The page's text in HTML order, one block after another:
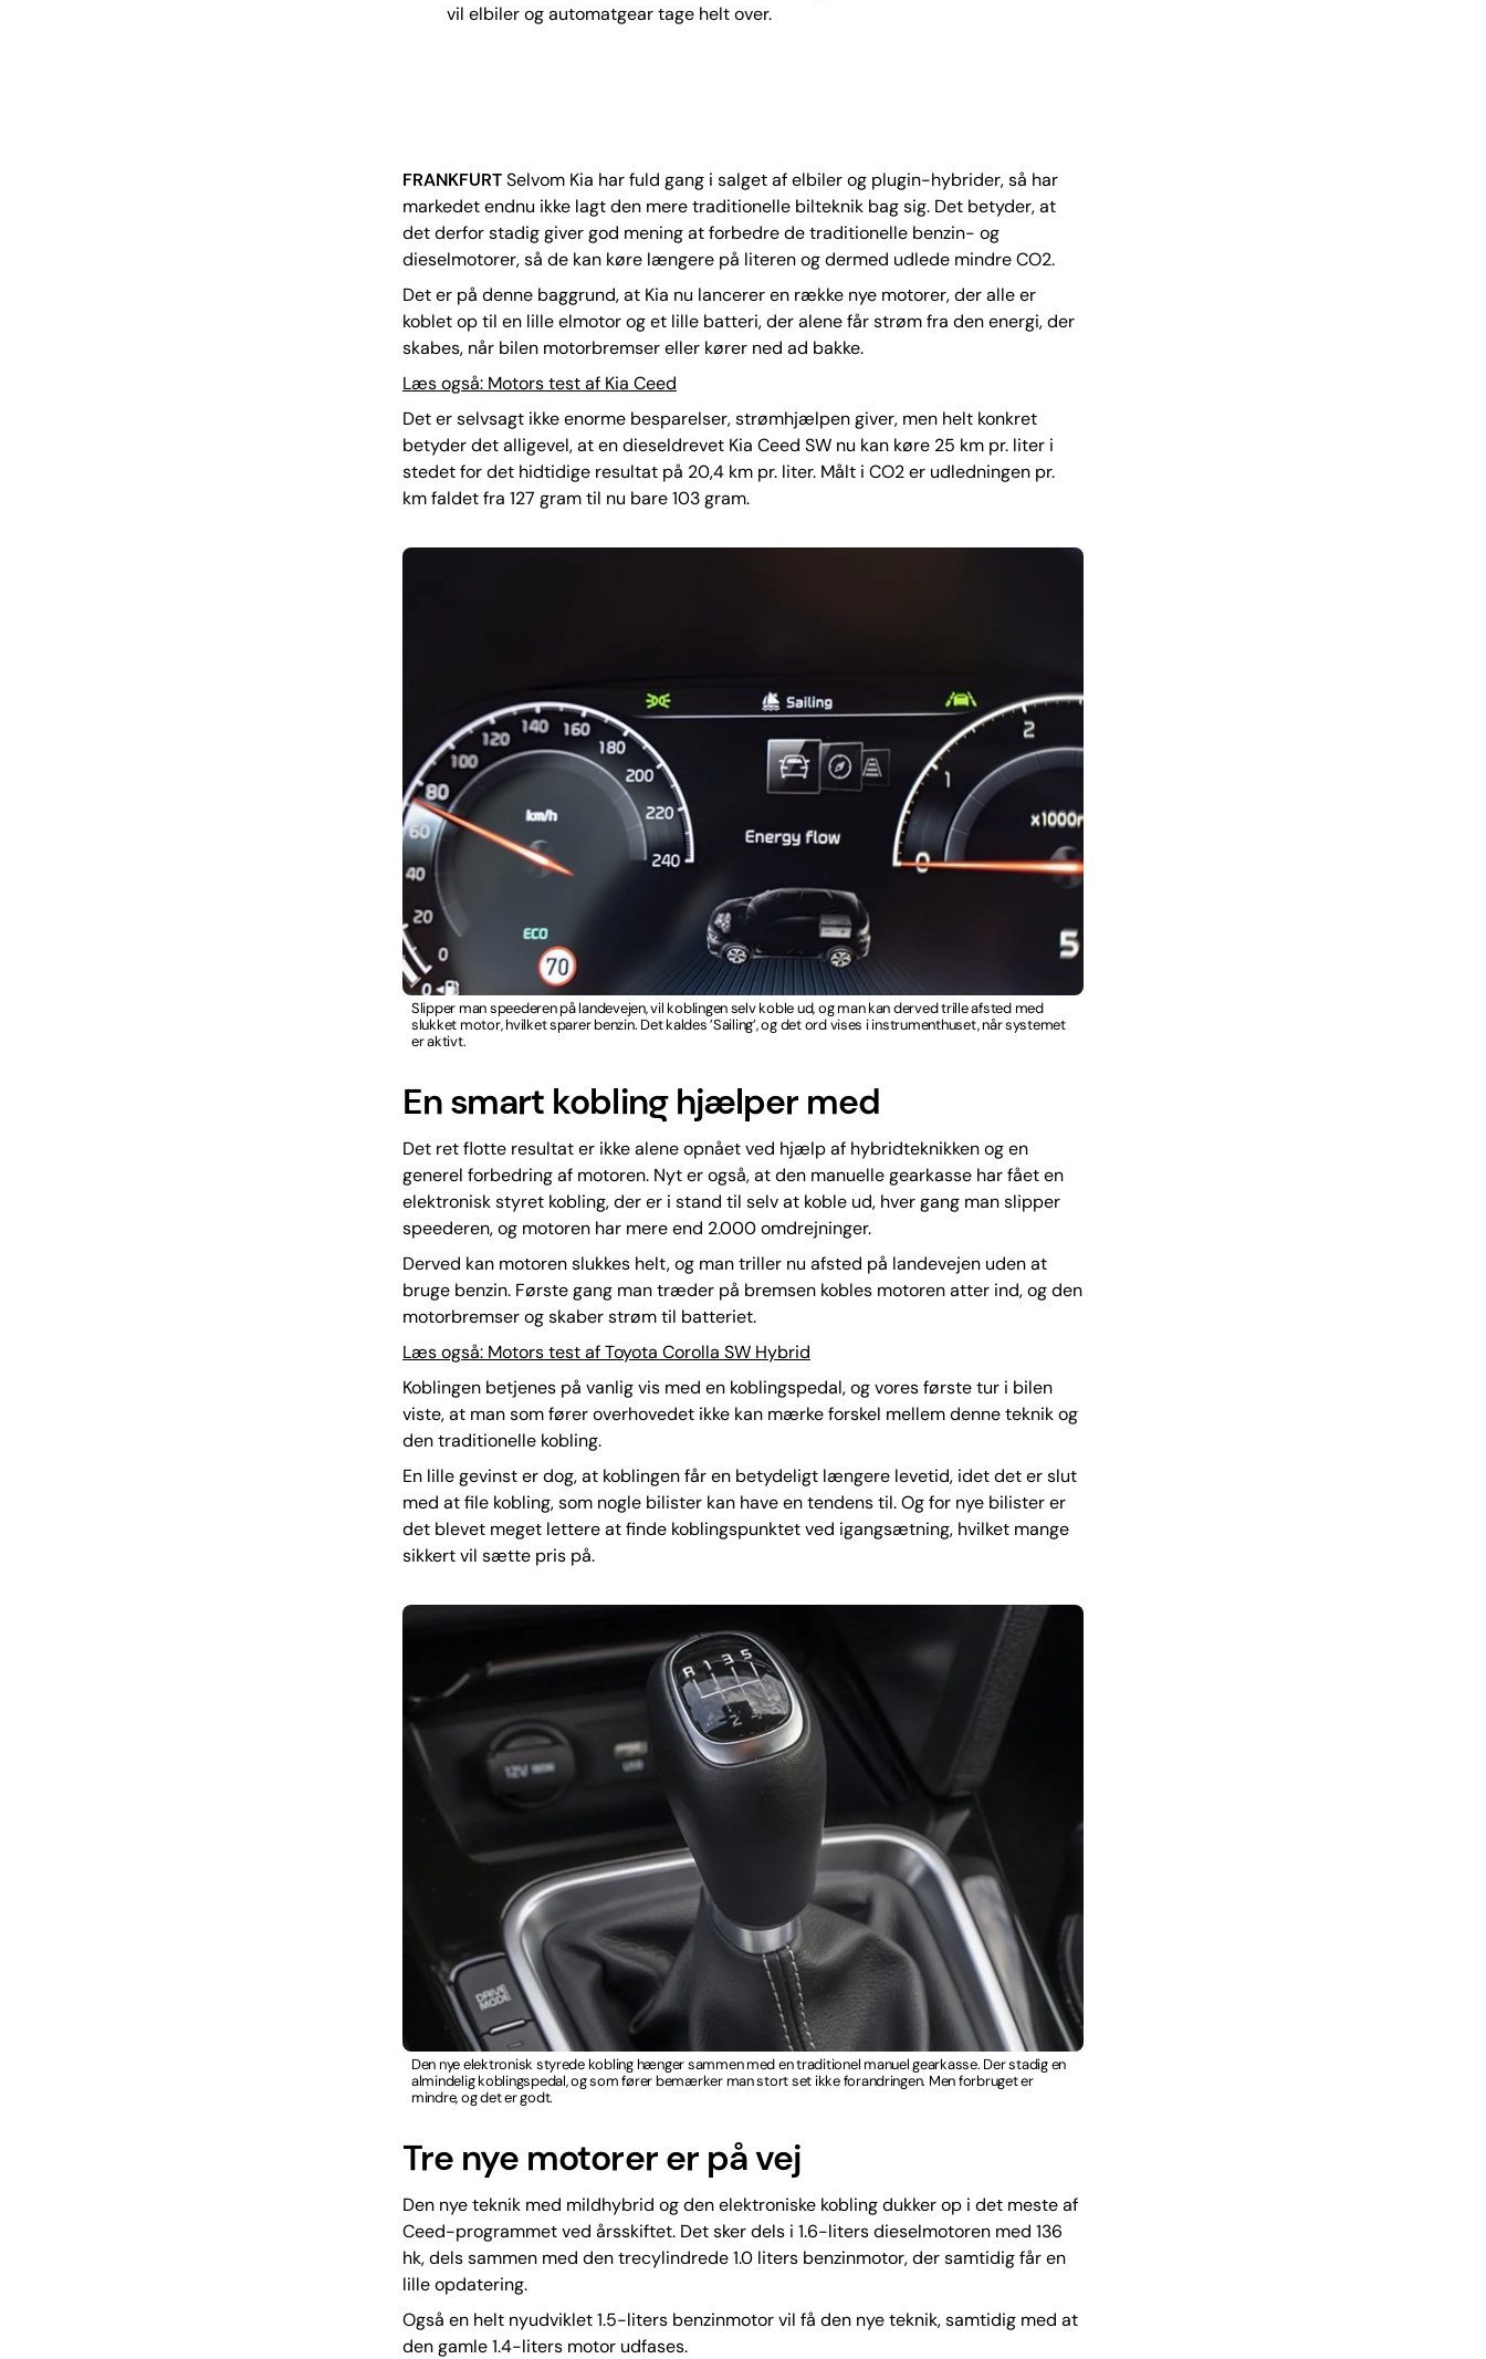
vil elbiler og automatgear tage helt over.
FRANKFURTSelvom Kia har fuld gang i salget af elbiler og plugin-hybrider, så har
markedet endnu ikke lagt den mere traditionelle bilteknik bag sig. Det betyder, at
det derfor stadig giver god mening at forbedre de traditionelle benzin- og
dieselmotorer, så de kan køre længere på literen og dermed udlede mindre CO2.
Det er på denne baggrund, at Kia nu lancerer en række nye motorer, der alle er
koblet op til en lille elmotor og et lille batteri, der alene får strøm fra den energi, der
skabes, når bilen motorbremser eller kører ned ad bakke.
Læs også: Motors test af Kia Ceed
Det er selvsagt ikke enorme besparelser, strømhjælpen giver, men helt konkret
betyder det alligevel, at en dieseldrevet Kia Ceed SW nu kan køre 25 km pr. liter i
stedet for det hidtidige resultat på 20,4 km pr. liter. Målt i CO2 er udledningen pr.
km faldet fra 127 gram til nu bare 103 gram.
Slipper man speederen på landevejen, vil koblingen selv koble ud, og man kan derved trille afsted med
slukket motor, hvilket sparer benzin. Det kaldes ’Sailing’, og det ord vises i instrumenthuset, når systemet
er aktivt.
En smart kobling hjælper med
Det ret flotte resultat er ikke alene opnået ved hjælp af hybridteknikken og en
generel forbedring af motoren. Nyt er også, at den manuelle gearkasse har fået en
elektronisk styret kobling, der er i stand til selv at koble ud, hver gang man slipper
speederen, og motoren har mere end 2.000 omdrejninger.
Derved kan motoren slukkes helt, og man triller nu afsted på landevejen uden at
bruge benzin. Første gang man træder på bremsen kobles motoren atter ind, og den
motorbremser og skaber strøm til batteriet.
Læs også: Motors test af Toyota Corolla SW Hybrid
Koblingen betjenes på vanlig vis med en koblingspedal, og vores første tur i bilen
viste, at man som fører overhovedet ikke kan mærke forskel mellem denne teknik og
den traditionelle kobling.
En lille gevinst er dog, at koblingen får en betydeligt længere levetid, idet det er slut
med at file kobling, som nogle bilister kan have en tendens til. Og for nye bilister er
det blevet meget lettere at finde koblingspunktet ved igangsætning, hvilket mange
sikkert vil sætte pris på.
Den nye elektronisk styrede kobling hænger sammen med en traditionel manuel gearkasse. Der stadig en
almindelig koblingspedal, og som fører bemærker man stort set ikke forandringen. Men forbruget er
mindre, og det er godt.
Tre nye motorer er på vej
Den nye teknik med mildhybrid og den elektroniske kobling dukker op i det meste af
Ceed-programmet ved årsskiftet. Det sker dels i 1.6-liters dieselmotoren med 136
hk, dels sammen med den trecylindrede 1.0 liters benzinmotor, der samtidig får en
lille opdatering.
Også en helt nyudviklet 1.5-liters benzinmotor vil få den nye teknik, samtidig med at
den gamle 1.4-liters motor udfases.